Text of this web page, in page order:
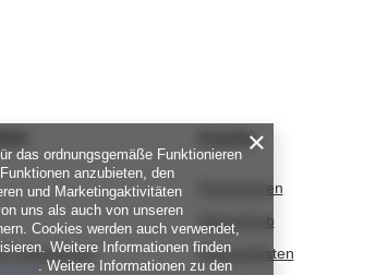
reklamieren
Konto
Registrieren
Warenkorb
Einkaufslisten
das ordnungsgemäße Funktionieren
anzubieten, den
und Marketingaktivitäten
uns als auch von unseren
Cookies werden auch verwendet,
Weitere Informationen finden
. Weitere Informationen zu den